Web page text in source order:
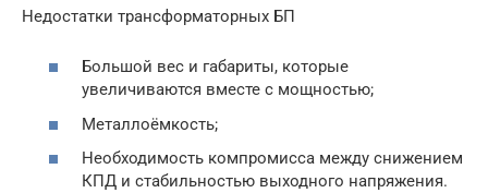
Недостатки трансформаторных БП
Большой вес и габариты, которые
увеличиваются вместе с мощностью;
Металлоёмкость;
Необходимость компромисса между снижением
КПД и стабильностью выходного напряжения.